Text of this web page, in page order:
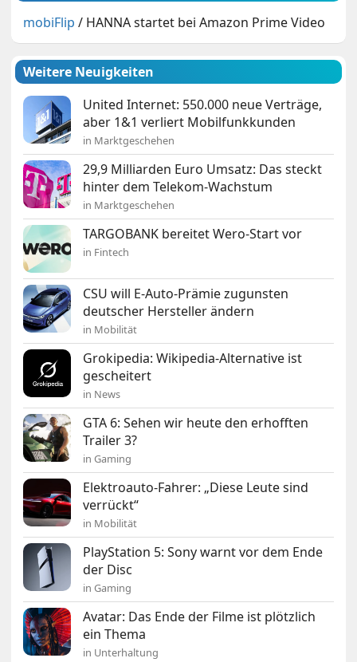
mobiFlip / HANNA startet bei Amazon Prime Video
Weitere Neuigkeiten
United Internet: 550.000 neue Verträge,
aber 1&1 verliert Mobilfunkkunden
in Marktgeschehen
29,9 Milliarden Euro Umsatz: Das steckt
hinter dem Telekom-Wachstum
in Marktgeschehen
TARGOBANK bereitet Wero-Start vor
in Fintech
CSU will E-Auto-Prämie zugunsten
deutscher Hersteller ändern
in Mobilität
Grokipedia: Wikipedia-Alternative ist
gescheitert
in News
GTA 6: Sehen wir heute den erhofften
Trailer 3?
in Gaming
Elektroauto-Fahrer: „Diese Leute sind
verrückt“
in Mobilität
PlayStation 5: Sony warnt vor dem Ende
der Disc
in Gaming
Avatar: Das Ende der Filme ist plötzlich
ein Thema
in Unterhaltung